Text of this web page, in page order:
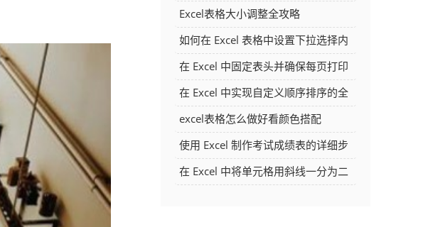
字的多种方法
Excel表格大小调整全攻略
如何在 Excel 表格中设置下拉选择内
容
在 Excel 中固定表头并确保每页打印
时都显示表头的方法详解
在 Excel 中实现自定义顺序排序的全
面指南
excel表格怎么做好看颜色搭配
使用 Excel 制作考试成绩表的详细步
骤及技巧
在 Excel 中将单元格用斜线一分为二